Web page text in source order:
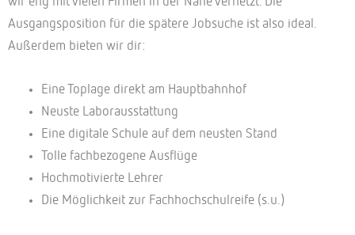
Ausgangsposition für die spätere Jobsuche ist also ideal.
Außerdem bieten wir dir:
Eine Toplage direkt am Hauptbahnhof
Neuste Laborausstattung
Eine digitale Schule auf dem neusten Stand
Tolle fachbezogene Ausflüge
Hochmotivierte Lehrer
Die Möglichkeit zur Fachhochschulreife (s.u.)